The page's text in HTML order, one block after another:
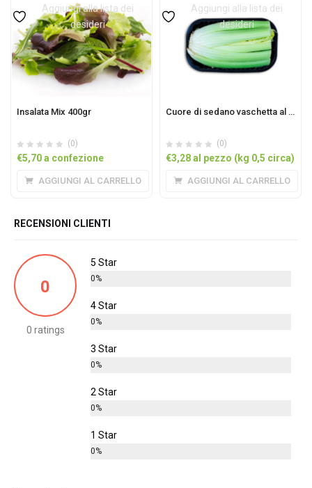
Aggiungi alla lista dei
desideri
Insalata Mix 400gr
(0)
€5,70a confezione
AGGIUNGI AL CARRELLO
Aggiungi alla lista dei
desideri
Cuore di sedano vaschetta al pezzo (oltre 0,5 circa)
(0)
€3,28al pezzo (kg 0,5 circa)
AGGIUNGI AL CARRELLO
RECENSIONI CLIENTI
0
0 ratings
5 Star
0%
4 Star
0%
3 Star
0%
2 Star
0%
1 Star
0%